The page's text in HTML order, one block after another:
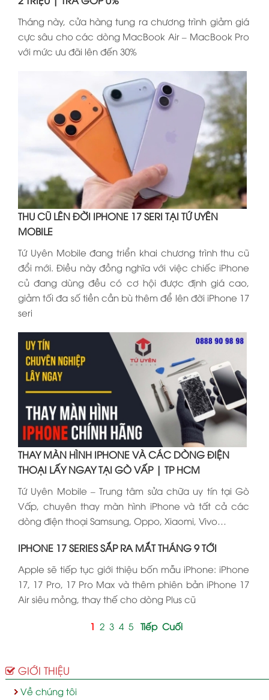
Tháng này, cửa hàng tung ra chương trình giảm giá
cực sâu cho các dòng MacBook Air – MacBook Pro
với mức ưu đãi lên đến 30%
THU CŨ LÊN ĐỜI IPHONE 17 SERI TẠI TỨ UYÊN
MOBILE
Tứ Uyên Mobile đang triển khai chương trình thu cũ
đổi mới. Điều này đồng nghĩa với việc chiếc iPhone
củ đang dùng đều có cơ hội được định giá cao,
giảm tối đa số tiền cần bù thêm để lên đời iPhone 17
seri
THAY MÀN HÌNH IPHONE VÀ CÁC DÒNG ĐIỆN
THOẠI LẤY NGAY TẠI GÒ VẤP | TP HCM
Tứ Uyên Mobile – Trung tâm sửa chữa uy tín tại Gò
Vấp, chuyên thay màn hình iPhone và tất cả các
dòng điện thoại Samsung, Oppo, Xiaomi, Vivo…
IPHONE 17 SERIES SẮP RA MẮT THÁNG 9 TỚI
Apple sẽ tiếp tục giới thiệu bốn mẫu iPhone: iPhone
17, 17 Pro, 17 Pro Max và thêm phiên bản iPhone 17
Air siêu mỏng, thay thế cho dòng Plus cũ
1 2 3 4 5 Tiếp Cuối
GIỚI THIỆU
Về chúng tôi